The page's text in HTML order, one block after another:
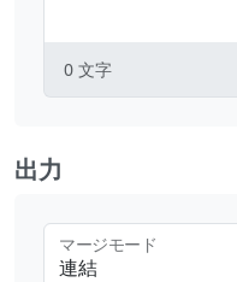
0 文字
出力
連結
マージモード